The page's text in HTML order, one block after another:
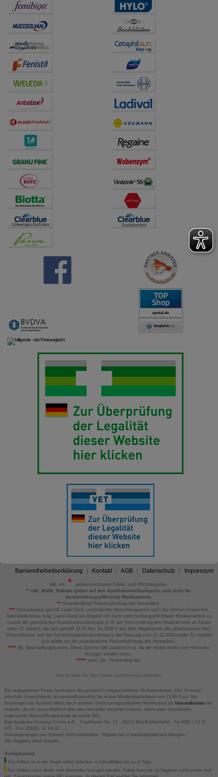
Barrierefreiheitserklärung Kontakt AGB Datenschutz Impressum
Alle mit
gekennzeichneten Felder sind Pflichtangaben.
*inkl. MwSt. Rabatte gelten auf den Apothekenverkaufspreis und nicht für
verschreibungspflichtige Medikamente.
** Unverbindliche Preisempfehlung des Herstellers.
*** Verkaufspreis gemäß Lauer-Taxe; verbindlicher Abrechnungspreis nach der Großen Deutschen
Spezialitätentaxe (sog. Lauer-Taxe) bei Abgabe von nicht verschreibungspflichtigen Medikamenten zu
Lasten der gesetzlichen Krankenversicherungen (z.B. bei Verschreibung des Medikaments an Kinder
unter 12 Jahren), die sich gemäß §129 Abs. 5a SGB V aus dem Abgabepreis des pharmazeutischen
Unternehmens und der Arzneimittelpreisverordnung in der Fassung zum 31.12.2003 ergibt. Es handelt
sich nicht um die unverbindliche Preisempfehlung des Herstellers.
****BK: Beschaffungskosten. Diese Summe fällt zusätzlich an, da der Artikel direkt vom Hersteller
bezogen werden muss.
*****verw. bis: Verwendbar bis.
Hier können Sie Ihre Cookie-Zustimmung widerrufen
Die angegebenen Preise beinhalten die gesetzlich vorgeschriebene Mehrwertsteuer. Der Versand
innerhalb Deutschlands ist versandkostenfrei bei einem Mindestbestellwert von 13,99 Euro. Bei
Sendungen ins Ausland fallen durch erhöhte Versicherungsgebühren Mehrkosten an VersandkostenBei
Artikeln, die wir ausschließlich über den Hersteller beziehen können, fallen unter Umständen
sogenannte Beschaffungskosten an (siehe BK).
Bad Apotheke Henning Fichter e.K. - Frankfurter Str. 27 - 49214 Bad Rothenfelde - Tel 0800 / 10 11
422 - Fax 05424 / 21 64 47
Preisänderungen und Irrtümer sind vorbehalten. Abgabe nur in haushaltsüblichen Mengen.
Alle Angaben ohne Gewähr.
Verfügbarkeit:
Der Artikel ist in der Regel sofort lieferbar, in Einzelfällen bis zu 6 Tage.
Der Artikel muss direkt vom Hersteller bezogen werden. Daher kann es zu längeren Lieferzeiten und